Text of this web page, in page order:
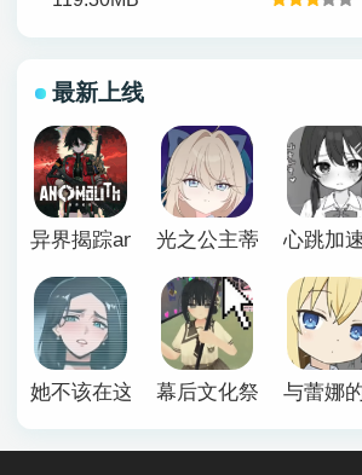
最新上线
异界揭踪anomalith光之公主蒂亚丽普莉
心跳加
她不该在这里官方版幕后文化祭游戏与蕾娜